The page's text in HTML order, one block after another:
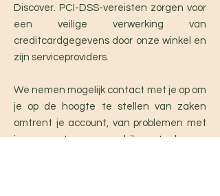
Discover. PCI-DSS-vereisten zorgen voor
een veilige verwerking van
creditcardgegevens door onze winkel en
zijn serviceproviders.
We nemen mogelijk contact met je op om
je op de hoogte te stellen van zaken
omtrent je account, van problemen met
je account, een geschil op te lossen,